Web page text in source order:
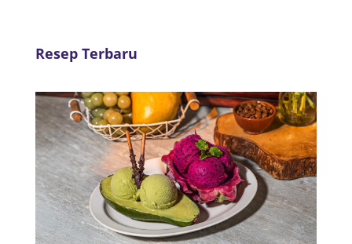
Resep Terbaru